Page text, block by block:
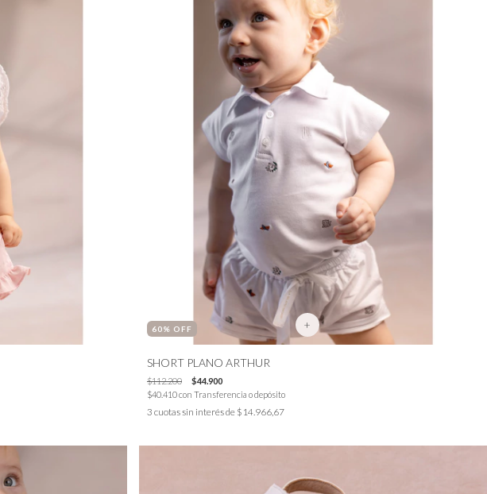
60% OFF +
SHORT PLANO ARTHUR
$112.200
$44.900
$40.410con Transferencia o depósito
3 cuotas sin interés de $14.966,67